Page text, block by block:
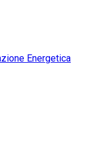
Energetica